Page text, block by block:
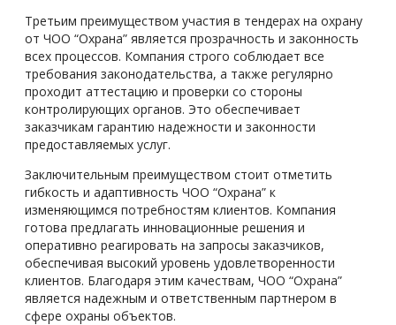
Третьим преимуществом участия в тендерах на охрану
от ЧОО “Охрана” является прозрачность и законность
всех процессов. Компания строго соблюдает все
требования законодательства, а также регулярно
проходит аттестацию и проверки со стороны
контролирующих органов. Это обеспечивает
заказчикам гарантию надежности и законности
предоставляемых услуг.
Заключительным преимуществом стоит отметить
гибкость и адаптивность ЧОО “Охрана” к
изменяющимся потребностям клиентов. Компания
готова предлагать инновационные решения и
оперативно реагировать на запросы заказчиков,
обеспечивая высокий уровень удовлетворенности
клиентов. Благодаря этим качествам, ЧОО “Охрана”
является надежным и ответственным партнером в
сфере охраны объектов.